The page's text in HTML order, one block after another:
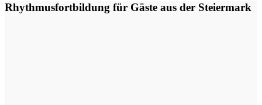
Rhythmusfortbildung für Gäste aus der Steiermark